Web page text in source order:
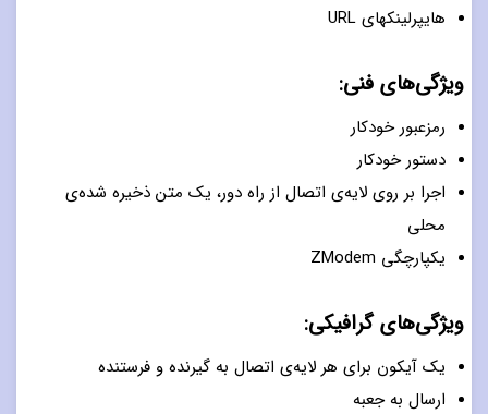
هایپرلینکهای URL
ویژگی‌های فنی:
رمزعبور خودکار
دستور خودکار
اجرا بر روی لایه‌ی اتصال از راه دور، یک متن ذخیره شده‌ی
محلی
یکپارچگی ZModem
ویژگی‌های گرافیکی:
یک آیکون برای هر لایه‌ی اتصال به گیرنده و فرستنده
ارسال به جعبه